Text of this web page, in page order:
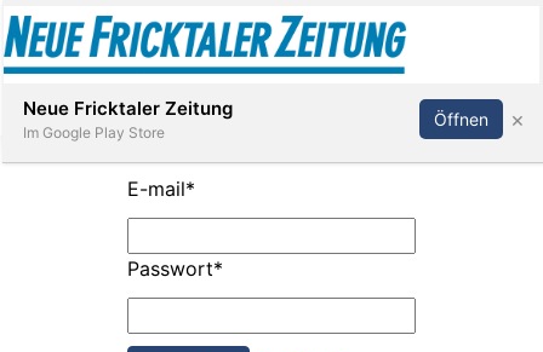
Abonnieren Anmelden
E-mail*
Passwort*
Neue Fricktaler Zeitung
Im Google Play Store
Öffnen ×